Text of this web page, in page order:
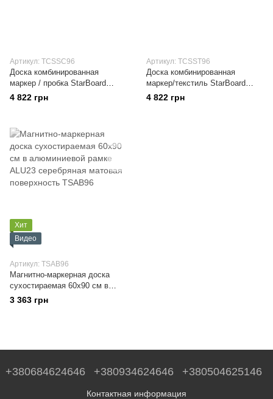
Артикул: TCSSC96
Доска комбинированная
маркер / пробка StarBoard
60х90 см
4 822 грн
Артикул: TCSST96
Доска комбинированная
маркер/текстиль StarBoard
60х90 см
4 822 грн
Хит
Видео
Артикул: TSAB96
Магнитно-маркерная доска
сухостираемая 60x90 см в
алюминиевой рамке ALU23
серебряная матовая
3 363 грн
+380684624646 +380934624646 +380504625146
Контактная информация